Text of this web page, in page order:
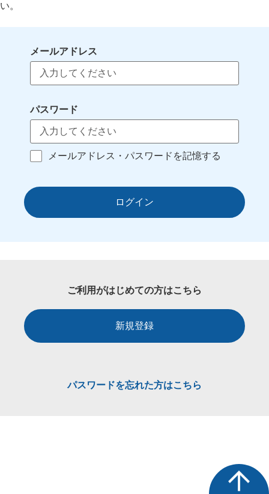
い。
メールアドレス
パスワード
メールアドレス・パスワードを記憶する
ログイン
ご利用がはじめての方はこちら
新規登録
パスワードを忘れた方はこちら